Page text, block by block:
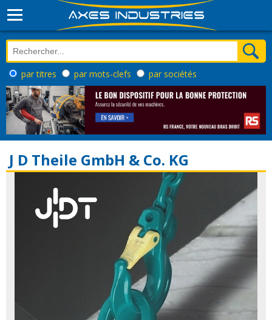
par titres par mots-clefs par sociétés
J D Theile GmbH & Co. KG